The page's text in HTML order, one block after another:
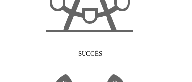
SUCCÈS